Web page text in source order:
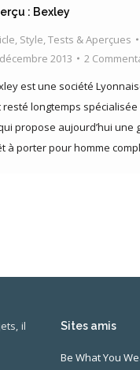
: Bexley
, Style,Tests & Aperçues
2013
2
est une société
resté longtemps
propose aujourd’hui une
à porter pour homme
il
Sites amis
Be What You